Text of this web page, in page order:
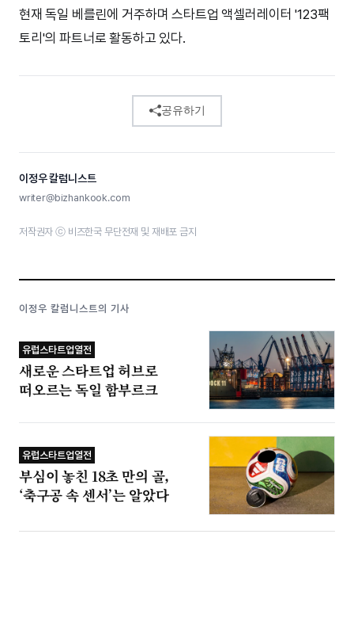
현재 독일 베를린에 거주하며 스타트업 액셀러레이터 '123팩
토리'의 파트너로 활동하고 있다.
공유하기
이정우 칼럼니스트
writer@bizhankook.com
저작권자 ⓒ 비즈한국 무단전재 및 재배포 금지
이정우 칼럼니스트의 기사
유럽스타트업열전
새로운 스타트업 허브로
떠오르는 독일 함부르크
유럽스타트업열전
부심이 놓친 18초 만의 골,
‘축구공 속 센서’는 알았다